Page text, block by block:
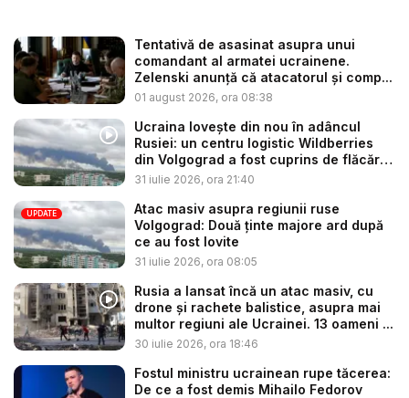
Tentativă de asasinat asupra unui
comandant al armatei ucrainene.
Zelenski anunță că atacatorul și comp...
01 august 2026, ora 08:38
Ucraina lovește din nou în adâncul
Rusiei: un centru logistic Wildberries
din Volgograd a fost cuprins de flăcări
...
31 iulie 2026, ora 21:40
UPDATE
Atac masiv asupra regiunii ruse
Volgograd: Două ținte majore ard după
ce au fost lovite
31 iulie 2026, ora 08:05
Rusia a lansat încă un atac masiv, cu
drone și rachete balistice, asupra mai
multor regiuni ale Ucrainei. 13 oameni ...
30 iulie 2026, ora 18:46
Fostul ministru ucrainean rupe tăcerea:
De ce a fost demis Mihailo Fedorov